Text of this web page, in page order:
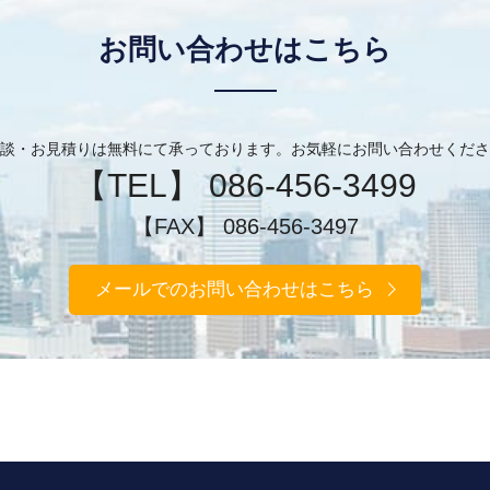
お問い合わせはこちら
・お見積りは無料にて承っております。お気軽にお問い合わせくだ
【TEL】 086-456-3499
【FAX】 086-456-3497
メールでのお問い合わせはこちら